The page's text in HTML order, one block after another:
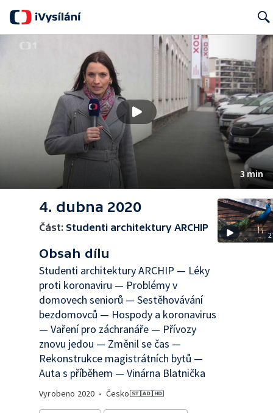
3 min
4. dubna 2020
Část: Studenti architektury ARCHIP
Obsah dílu
Studenti architektury ARCHIP — Léky
proti koronaviru — Problémy v
domovech seniorů — Sestěhovávání
bezdomovců — Hospody a koronavirus
— Vaření pro záchranáře — Přívozy
znovu jedou — Změnil se čas —
Rekonstrukce magistrátních bytů —
Auta s příběhem — Vinárna Blatnička
Vyrobeno 2020 • Česko